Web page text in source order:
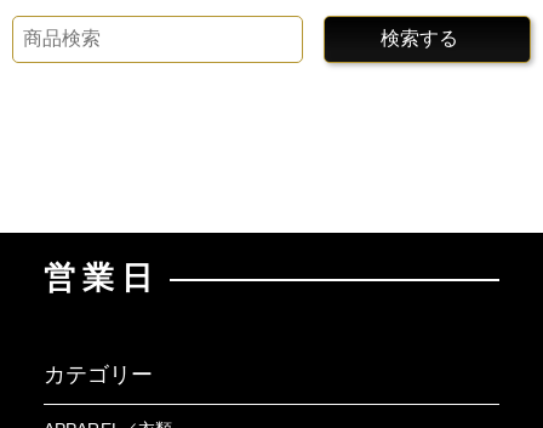
検索する
営業日
カテゴリー